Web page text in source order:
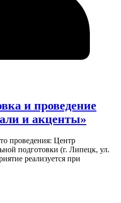
и проведение
и акценты»
проведения: Центр
подготовки (г. Липецк, ул.
реализуется при